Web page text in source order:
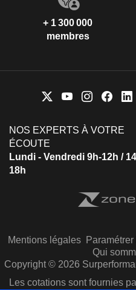
+ 1 300 000
membres
NOS EXPERTS À VOTRE
ÉCOUTE
Lundi - Vendredi 9h-12h /
18h
Mentions légales
Qui
Copyright © 2026
Les cotations sont fournies